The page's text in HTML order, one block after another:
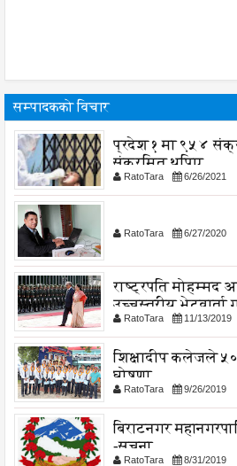
सम्पादकको विचार
प्रदेश १ मा ९५४
संक्रमित थपिए
RatoTara 6/26/2021
RatoTara 6/27/2020
राष्ट्रपति
उच्चस्तरीय भेटवार्ता
RatoTara 11/13/2019
शिक्षादीप कलेजले
घोषणा
RatoTara 9/26/2019
बिराटनगर
-सुचना
RatoTara 8/31/2019